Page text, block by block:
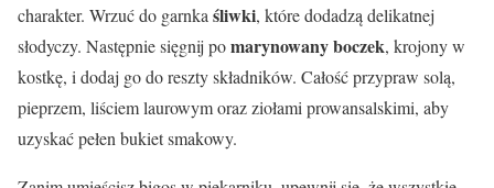
charakter. Wrzuć do garnka śliwki, które dodadzą delikatnej
słodyczy. Następnie sięgnij pomarynowany boczek, krojony w
kostkę, i dodaj go do reszty składników. Całość przypraw solą,
pieprzem, liściem laurowym oraz ziołami prowansalskimi, aby
uzyskać pełen bukiet smakowy.